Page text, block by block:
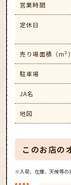
営業時間
定休日
売り場面積（m²）
駐車場
JA名
地図
このお店の
※入荷、在庫、天候等の